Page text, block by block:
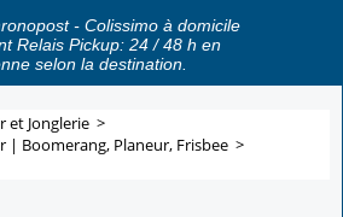
- Colissimo à domicile
Relais Pickup: 24 / 48 h en
selon la destination.
et Jonglerie >
| Boomerang, Planeur, Frisbee >